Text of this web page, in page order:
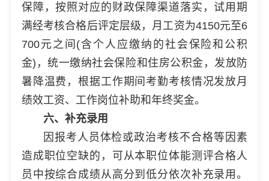
保障，按照对应的财政保障渠道落实，试用期
满经考核合格后评定层级，月工资为4150元至6
700元之间(含个人应缴纳的社会保险和公积
金)，统一缴纳社会保险和住房公积金，发放防
暑降温费，根据工作期间考勤考核情况发放月
绩效工资、工作岗位补助和年终奖金。
六、补充录用
因报考人员体检或政治考核不合格等因素
造成职位空缺的，可从本职位体能测评合格人
员中按综合成绩从高分到低分依次补充录用。